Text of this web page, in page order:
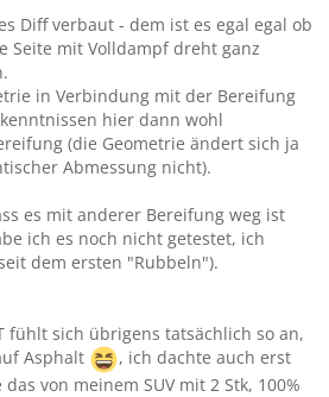
Diff verbaut - dem ist es egal egal ob
Seite mit Volldampf dreht ganz
in Verbindung mit der Bereifung
hier dann wohl
(die Geometrie ändert sich ja
Abmessung nicht).
es mit anderer Bereifung weg ist
ich es noch nicht getestet, ich
dem ersten "Rubbeln").
fühlt sich übrigens tatsächlich so an,
Asphalt
, ich dachte auch erst
von meinem SUV mit 2 Stk, 100%